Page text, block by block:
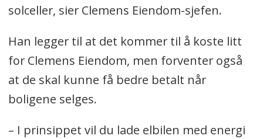
solceller, sier Clemens Eiendom-sjefen.
Han legger til at det kommer til å koste litt
for Clemens Eiendom, men forventer også
at de skal kunne få bedre betalt når
boligene selges.
– I prinsippet vil du lade elbilen med energi